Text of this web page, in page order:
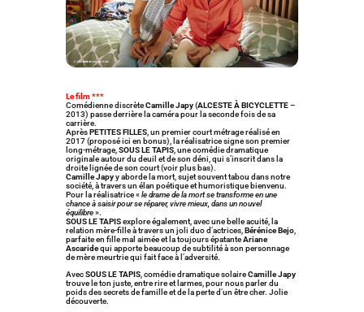
Le film ***
Comédienne discrèteCamille Japy(ALCESTE À BICYCLETTE–
2013) passe derrière la caméra pour la seconde fois de sa
carrière.
AprèsPETITES FILLES, un premier court métrage réalisé en
2017 (proposé ici en bonus), la réalisatrice signe son premier
long-métrage, SOUS LE TAPIS, une comédie dramatique
originale autour du deuil et de son déni, qui s’inscrit dans la
droite lignée de son court (voir plus bas).
Camille Japyy aborde la mort, sujet souvent tabou dans notre
société, à travers un élan poétique et humoristique bienvenu.
Pour la réalisatrice «le drame de la mort se transforme en une
chance à saisir pour se réparer, vivre mieux, dans un nouvel
équilibre».
SOUS LE TAPISexplore également, avec une belle acuité, la
relation mère-fille à travers un joli duo d’actrices, Bérénice Bejo,
parfaite en fille mal aimée et la toujours épatanteAriane
Ascaridequi apporte beaucoup de subtilité à son personnage
de mère meurtrie qui fait face à l’adversité.
AvecSOUS LE TAPIS, comédie dramatique solaireCamille Japy
trouve le ton juste, entre rire et larmes, pour nous parler du
poids des secrets de famille et de la perte d’un être cher. Jolie
découverte.